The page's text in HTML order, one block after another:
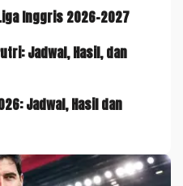
Inggris 2026-2027
Jadwal, Hasil, dan
Jadwal, Hasil dan